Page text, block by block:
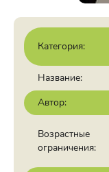
Категория:
Название:
Автор:
Возрастные
ограничения: